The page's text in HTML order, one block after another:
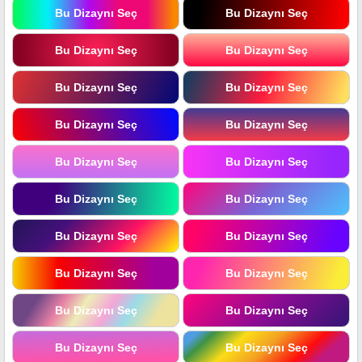
Bu Dizaynı Seç Bu Dizaynı Seç
Bu Dizaynı Seç Bu Dizaynı Seç
Bu Dizaynı Seç Bu Dizaynı Seç
Bu Dizaynı Seç Bu Dizaynı Seç
Bu Dizaynı Seç Bu Dizaynı Seç
Bu Dizaynı Seç Bu Dizaynı Seç
Bu Dizaynı Seç Bu Dizaynı Seç
Bu Dizaynı Seç Bu Dizaynı Seç
Bu Dizaynı Seç Bu Dizaynı Seç
Bu Dizaynı Seç Bu Dizaynı Seç